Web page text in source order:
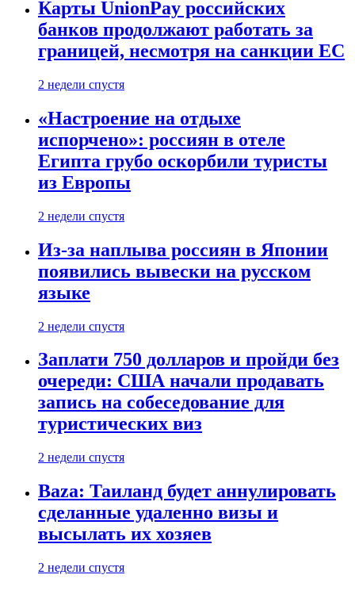
Карты UnionPay российских
банков продолжают работать за
границей, несмотря на санкции ЕС
2 недели спустя
«Настроение на отдыхе
испорчено»: россиян в отеле
Египта грубо оскорбили туристы
из Европы
2 недели спустя
Из-за наплыва россиян в Японии
появились вывески на русском
языке
2 недели спустя
Заплати 750 долларов и пройди без
очереди: США начали продавать
запись на собеседование для
туристических виз
2 недели спустя
Baza: Таиланд будет аннулировать
сделанные удаленно визы и
высылать их хозяев
2 недели спустя